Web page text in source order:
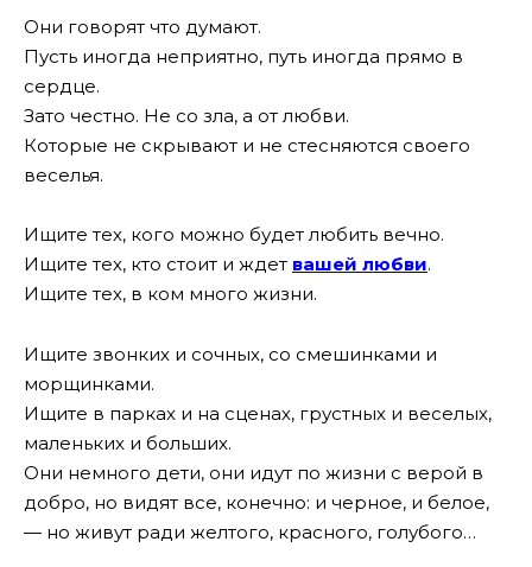
Они говорят что думают.
Пусть иногда неприятно, путь иногда прямо в
сердце.
Зато честно. Не со зла, а от любви.
Которые не скрывают и не стесняются своего
веселья.
Ищите тех, кого можно будет любить вечно.
Ищите тех, кто стоит и ждет вашей любви.
Ищите тех, в ком много жизни.
Ищите звонких и сочных, со смешинками и
морщинками.
Ищите в парках и на сценах, грустных и веселых,
маленьких и больших.
Они немного дети, они идут по жизни с верой в
добро, но видят все, конечно: и черное, и белое,
— но живут ради желтого, красного, голубого…